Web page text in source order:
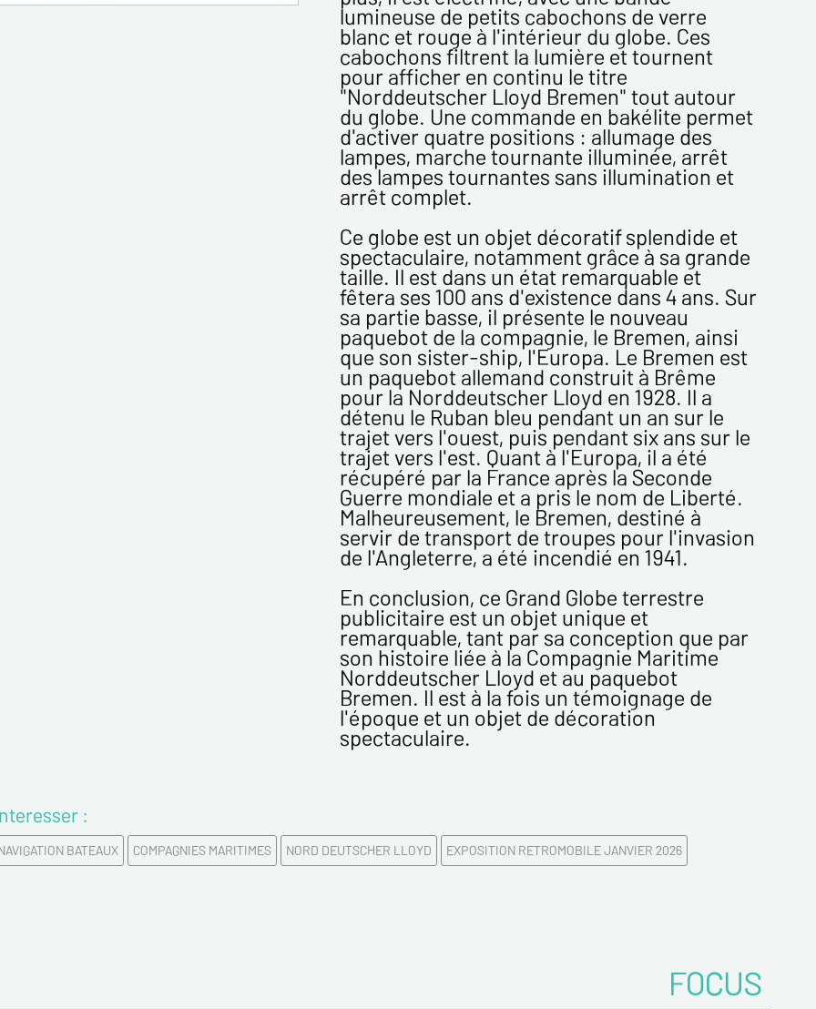
Politique de confidentialité :
Les informations recueillies sur ce formulaire sont
enregistrées dans un fichier informatisé par ESTAMPE
MODERNE & SPORTIVE pour la gestion des achats et la
gestion de notre clientèle. Elles sont conservées pendant
Conformément à la loi « informatique et libertés », vous
pouvez exercer votre droit d'accès aux données vous
concernant et les faire rectifier en nous contactant. Nous
vous informons de l’existence de la liste d'opposition au
démarchage téléphonique « Bloctel », sur laquelle vous
pouvez vous inscrire ici :https://conso.bloctel.fr/
En cochant cette case, j'accepte que les
informations saisies dans ce formulaire soient
utilisées pour me contacter dans le cadre de cet
échange commercial.
En cochant cette case, j'accepte de recevoir
des Lettres d'information de votre part
concernant votre activités.
* champs obligatoires
lumineuse de petits cabochons de verre
blanc et rouge à l'intérieur du globe. Ces
cabochons filtrent la lumière et tournent
pour afficher en continu le titre
"Norddeutscher Lloyd Bremen" tout autour
du globe. Une commande en bakélite permet
d'activer quatre positions : allumage des
lampes, marche tournante illuminée, arrêt
des lampes tournantes sans illumination et
arrêt complet.
Ce globe est un objet décoratif splendide et
spectaculaire, notamment grâce à sa grande
taille. Il est dans un état remarquable et
fêtera ses 100 ans d'existence dans 4 ans. Sur
sa partie basse, il présente le nouveau
paquebot de la compagnie, le Bremen, ainsi
que son sister-ship, l'Europa. Le Bremen est
un paquebot allemand construit à Brême
pour la Norddeutscher Lloyd en 1928. Il a
détenu le Ruban bleu pendant un an sur le
trajet vers l'ouest, puis pendant six ans sur le
trajet vers l'est. Quant à l'Europa, il a été
récupéré par la France après la Seconde
Guerre mondiale et a pris le nom de Liberté.
Malheureusement, le Bremen, destiné à
servir de transport de troupes pour l'invasion
de l'Angleterre, a été incendié en 1941.
En conclusion, ce Grand Globe terrestre
publicitaire est un objet unique et
remarquable, tant par sa conception que par
son histoire liée à la Compagnie Maritime
Norddeutscher Lloyd et au paquebot
Bremen. Il est à la fois un témoignage de
l'époque et un objet de décoration
spectaculaire.
:
BATEAUX COMPAGNIES MARITIMES NORD DEUTSCHER LLOYD EXPOSITION RETROMOBILE JANVIER 2026
FOCUS